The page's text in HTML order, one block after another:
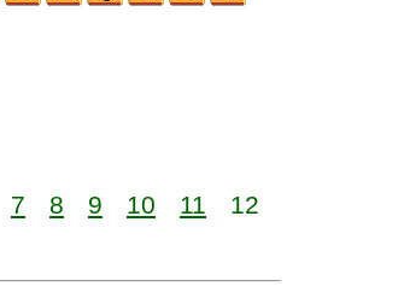
7 8 9 10 11
12